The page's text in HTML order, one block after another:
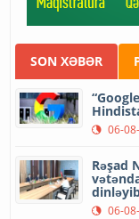
SON XƏBƏR
06-
Rəşad
06-